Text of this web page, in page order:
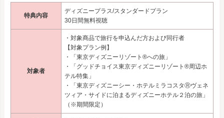
特典内容
ディズニープラス/スタンダードプラン
30日間無料視聴
対象者
・対象商品で旅行を申込んだ方および同行者
【対象プラン例】
・「東京ディズニーリゾート®への旅」
・「グッドチョイス東京ディズニーリゾート®周辺ホ
テル特集」
・「東京ディズニーシー・ホテルミラコスタⓇヴェネ
ツィア・サイドに泊まるディズニーホテル２泊の旅」
（※期間限定）